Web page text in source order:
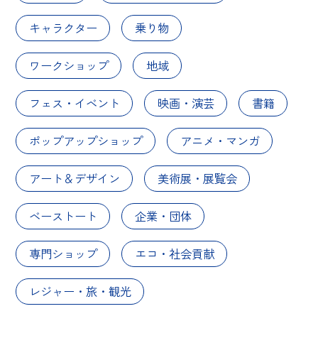
キャラクター 乗り物
ワークショップ 地域
フェス・イベント 映画・演芸 書籍
ポップアップショップ アニメ・マンガ
アート＆デザイン 美術展・展覧会
ベーストート 企業・団体
専門ショップ エコ・社会貢献
レジャー・旅・観光